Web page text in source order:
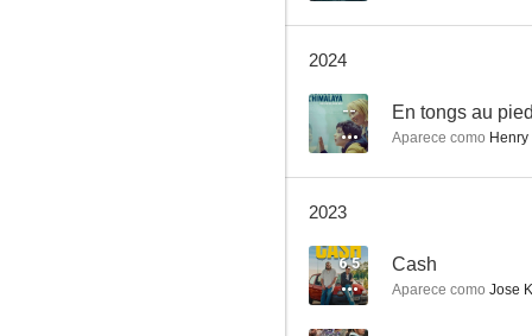
2024
-- En tongs au
Aparece como Henry
2023
6.5 Cash
Aparece como Jose